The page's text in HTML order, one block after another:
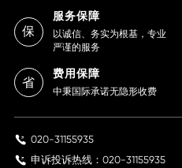
保
服务保障
以诚信、务实为根基，专业
严谨的服务
省
费用保障
中秉国际承诺无隐形收费
020-31155935
申诉投诉热线：020-31155935